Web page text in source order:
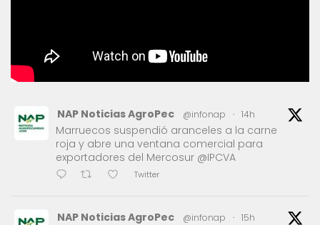
NAP Noticias AgroPec @infonap · 14h
Marruecos suspendió aranceles a la carne
roja y abre una ventana comercial para
exportadores del Mercosur @IPCVA
Twitter
NAP Noticias AgroPec @infonap · 15h